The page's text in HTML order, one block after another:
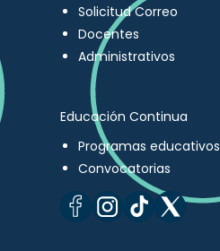
Solicitud Correo
Docentes
Administrativos
Educación Continua
Programas educativos
Convocatorias